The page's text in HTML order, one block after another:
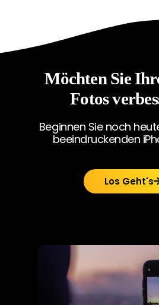
Möchten Sie
Fotos
Beginnen Sie noch
beeindruckenden
Los Geht's